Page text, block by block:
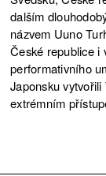
dalším
názvem Uuno
České republice i
performativního
Japonsku
extrémním